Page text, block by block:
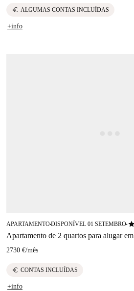
euro ALGUMAS CONTAS INCLUÍDAS
+info
APARTAMENTO■DISPONÍVEL 01 SETEMBRO■
Apartamento de 2 quartos para alugar
2730 €/mês
euro CONTAS INCLUÍDAS
+info